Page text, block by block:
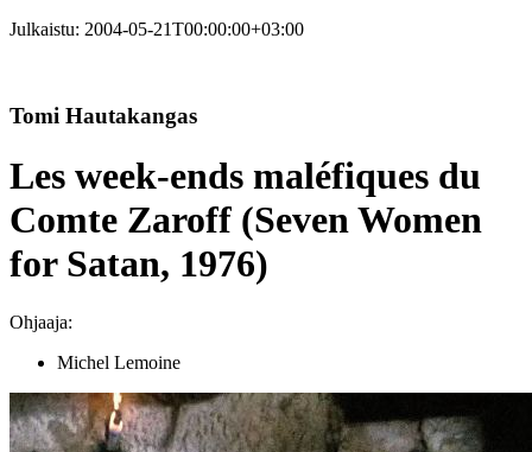
Julkaistu: 2004-05-21T00:00:00+03:00
Tomi Hautakangas
Les week-ends maléfiques du
Comte Zaroff (Seven Women
for Satan, 1976)
Ohjaaja:
Michel Lemoine